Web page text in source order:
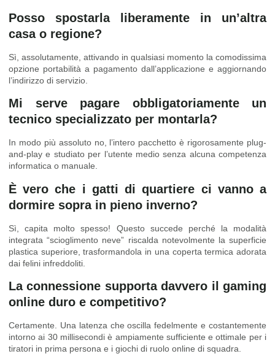
Posso spostarla liberamente in un’altra
casa o regione?
Sì, assolutamente, attivando in qualsiasi momento la comodissima
opzione portabilità a pagamento dall’applicazione e aggiornando
l’indirizzo di servizio.
Mi serve pagare obbligatoriamente un
tecnico specializzato per montarla?
In modo più assoluto no, l’intero pacchetto è rigorosamente plug-
and-play e studiato per l’utente medio senza alcuna competenza
informatica o manuale.
È vero che i gatti di quartiere ci vanno a
dormire sopra in pieno inverno?
Sì, capita molto spesso! Questo succede perché la modalità
integrata “scioglimento neve” riscalda notevolmente la superficie
plastica superiore, trasformandola in una coperta termica adorata
dai felini infreddoliti.
La connessione supporta davvero il gaming
online duro e competitivo?
Certamente. Una latenza che oscilla fedelmente e costantemente
intorno ai 30 millisecondi è ampiamente sufficiente e ottimale per i
tiratori in prima persona e i giochi di ruolo online di squadra.